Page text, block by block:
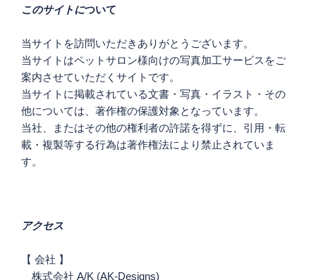
ョ
ン
このサイトについて
当サイトを訪問いただきありがとうございます。
当サイトはペットサロン様向けの写真加工サービスをご
案内させていただくサイトです。
当サイトに掲載されている文書・写真・イラスト・その
他については、著作権の保護対象となっています。
当社、またはその他の権利者の許諾を得ずに、引用・転
載・複製等する行為は著作権法により禁止されていま
す。
アクセス
【 会社 】
株式会社 A/K (AK-Designs)